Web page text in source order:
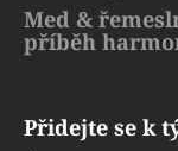
Med &
příběh
Přidejte se k